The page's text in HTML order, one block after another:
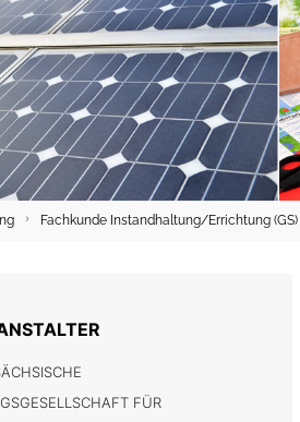
Fachkunde Instandhaltung/Errichtung (GS)
FÜR